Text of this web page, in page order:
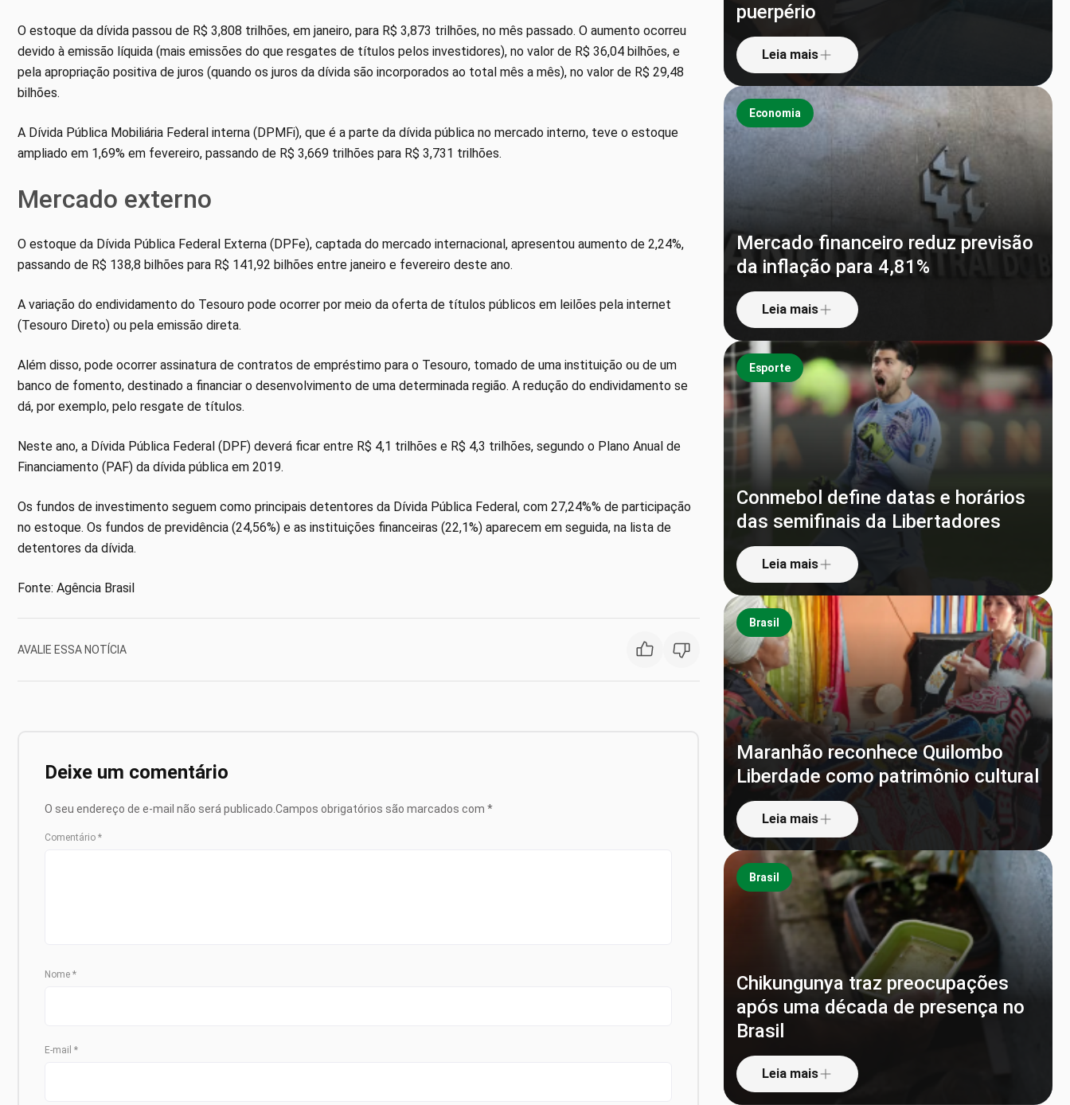
O estoque da dívida passou de R$ 3,808 trilhões, em janeiro, para R$ 3,873 trilhões, no mês passado. O aumento ocorreu
devido à emissão líquida (mais emissões do que resgates de títulos pelos investidores), no valor de R$ 36,04 bilhões, e
pela apropriação positiva de juros (quando os juros da dívida são incorporados ao total mês a mês), no valor de R$ 29,48
bilhões.
A Dívida Pública Mobiliária Federal interna (DPMFi), que é a parte da dívida pública no mercado interno, teve o estoque
ampliado em 1,69% em fevereiro, passando de R$ 3,669 trilhões para R$ 3,731 trilhões.
Mercado externo
O estoque da Dívida Pública Federal Externa (DPFe), captada do mercado internacional, apresentou aumento de 2,24%,
passando de R$ 138,8 bilhões para R$ 141,92 bilhões entre janeiro e fevereiro deste ano.
A variação do endividamento do Tesouro pode ocorrer por meio da oferta de títulos públicos em leilões pela internet
(Tesouro Direto) ou pela emissão direta.
Além disso, pode ocorrer assinatura de contratos de empréstimo para o Tesouro, tomado de uma instituição ou de um
banco de fomento, destinado a financiar o desenvolvimento de uma determinada região. A redução do endividamento se
dá, por exemplo, pelo resgate de títulos.
Neste ano, a Dívida Pública Federal (DPF) deverá ficar entre R$ 4,1 trilhões e R$ 4,3 trilhões, segundo o Plano Anual de
Financiamento (PAF) da dívida pública em 2019.
Os fundos de investimento seguem como principais detentores da Dívida Pública Federal, com 27,24%% de participação
no estoque. Os fundos de previdência (24,56%) e as instituições financeiras (22,1%) aparecem em seguida, na lista de
detentores da dívida.
Fonte: Agência Brasil
AVALIE ESSA NOTÍCIA
Deixe um comentário
O seu endereço de e-mail não será publicado. Campos obrigatórios são marcados com *
Comentário *
Nome *
E-mail *
puerpério
Leia mais
Economia
Mercado financeiro reduz previsão
da inflação para 4,81%
Leia mais
Esporte
Conmebol define datas e horários
das semifinais da Libertadores
Leia mais
Brasil
Maranhão reconhece Quilombo
Liberdade como patrimônio cultural
Leia mais
Brasil
Chikungunya traz preocupações
após uma década de presença no
Brasil
Leia mais